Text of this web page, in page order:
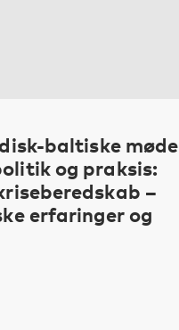
baltiske møde
og praksis:
–
erfaringer og